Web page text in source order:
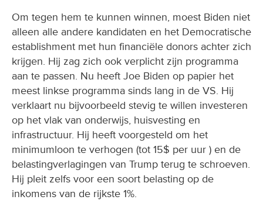
Om tegen hem te kunnen winnen, moest Biden niet
alleen alle andere kandidaten en het Democratische
establishment met hun financiële donors achter zich
krijgen. Hij zag zich ook verplicht zijn programma
aan te passen. Nu heeft Joe Biden op papier het
meest linkse programma sinds lang in de VS. Hij
verklaart nu bijvoorbeeld stevig te willen investeren
op het vlak van onderwijs, huisvesting en
infrastructuur. Hij heeft voorgesteld om het
minimumloon te verhogen (tot 15$ per uur ) en de
belastingverlagingen van Trump terug te schroeven.
Hij pleit zelfs voor een soort belasting op de
inkomens van de rijkste 1%.